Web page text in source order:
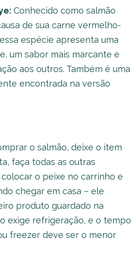
Conhecido como salmão
de sua carne vermelho-
espécie apresenta uma
um sabor mais marcante e
aos outros. Também é uma
encontrada na versão
o salmão, deixe o item
faça todas as outras
o peixe no carrinho e
chegar em casa – ele
produto guardado na
exige refrigeração, e o tempo
freezer deve ser o menor